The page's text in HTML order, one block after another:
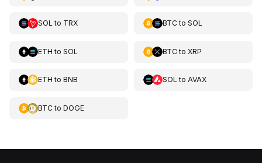
SOL to TRX BTCto SOL
ETH to SOL BTCto XRP
ETH to BNB SOL to AVAX
BTCto DOGE